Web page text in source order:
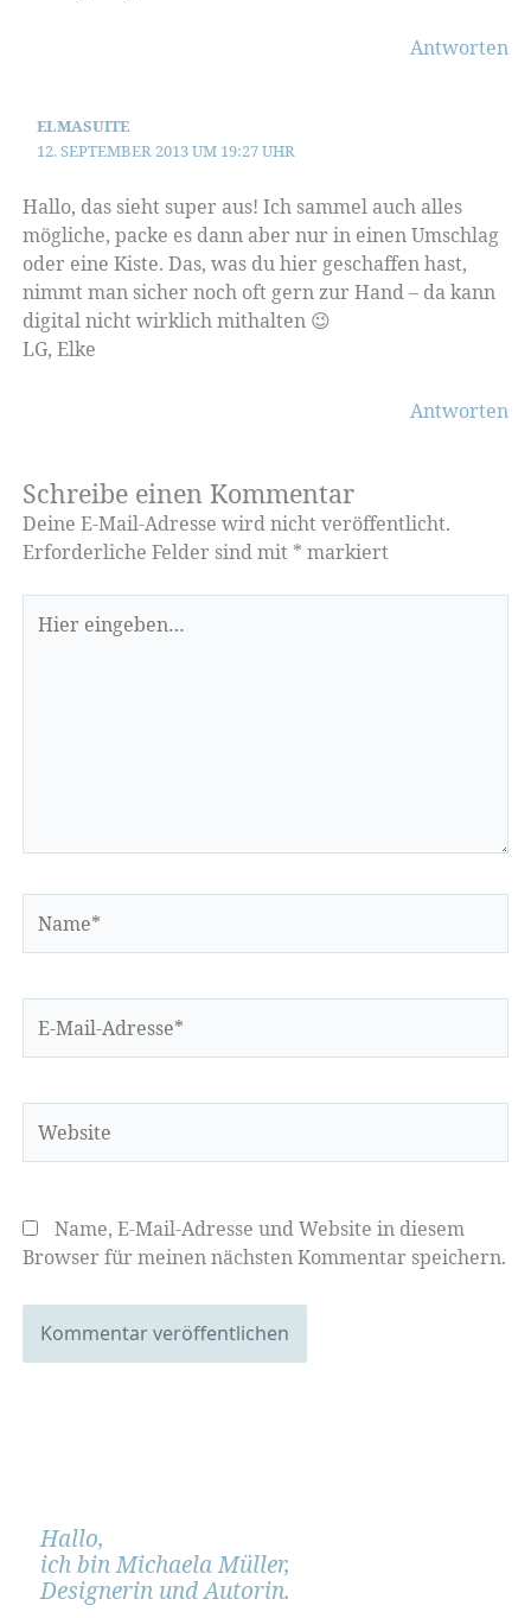
Antworten
ELMASUITE
12. SEPTEMBER 2013 UM 19:27 UHR
Hallo, das sieht super aus! Ich sammel auch alles
mögliche, packe es dann aber nur in einen Umschlag
oder eine Kiste. Das, was du hier geschaffen hast,
nimmt man sicher noch oft gern zur Hand – da kann
digital nicht wirklich mithalten 😉
LG, Elke
Antworten
Schreibe einen Kommentar
Deine E-Mail-Adresse wird nicht veröffentlicht.
Erforderliche Felder sind mit * markiert
eingeben…
Mail-
Name, E-Mail-Adresse und Website in diesem
Browser für meinen nächsten Kommentar speichern.
Hallo,
ich bin Michaela Müller,
Designerin und Autorin.